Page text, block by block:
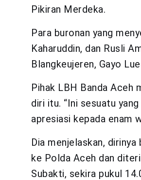
Pikiran Merdeka.
Para buronan yang
Kaharuddin, dan Rusli
Blangkeujeren, Gayo
Pihak LBH Banda Aceh
diri itu. “Ini sesuatu
apresiasi kepada enam
Dia menjelaskan,
ke Polda Aceh dan
Subakti, sekira pukul